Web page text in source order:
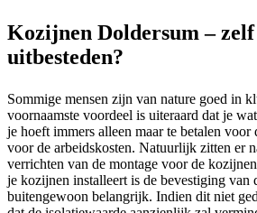
Kozijnen Doldersum –
uitbesteden?
Sommige mensen zijn van nature goed in
voornaamste voordeel is uiteraard dat je
je hoeft immers alleen maar te betalen
voor de arbeidskosten. Natuurlijk zitten er
verrichten van de montage voor de
je kozijnen installeert is de bevestiging van
buitengewoon belangrijk. Indien dit niet